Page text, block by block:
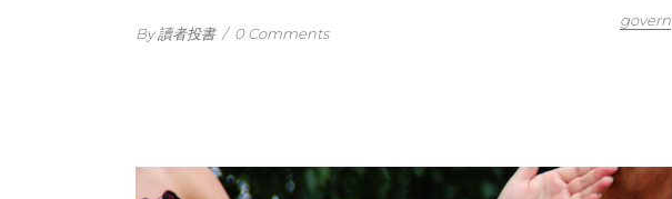
By 讀者投書 / 0 Comments
govern